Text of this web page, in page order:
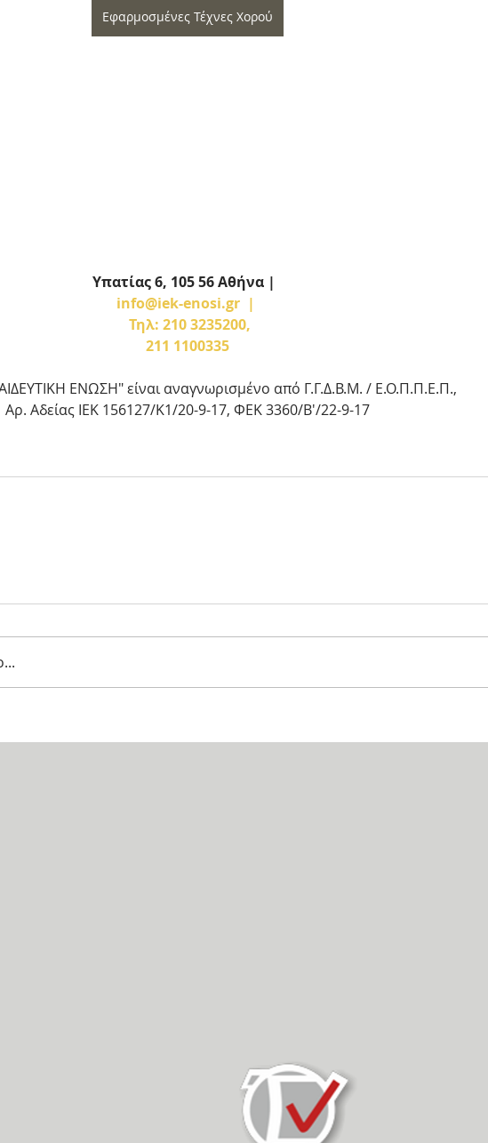
Εφαρμοσμένες Τέχνες Χορού
Υπατίας 6, 105 56 Αθήνα |
info@iek-enosi.gr  |
  Τηλ: 210 3235200,
211 1100335
ΕΝΩΣΗ" είναι αναγνωρισμένο από Γ.Γ.Δ.Β.Μ. / Ε.Ο.Π.Π.Ε.Π.,
Αρ. Αδείας ΙΕΚ 156127/Κ1/20-9-17, ΦΕΚ 3360/Β'/22-9-17